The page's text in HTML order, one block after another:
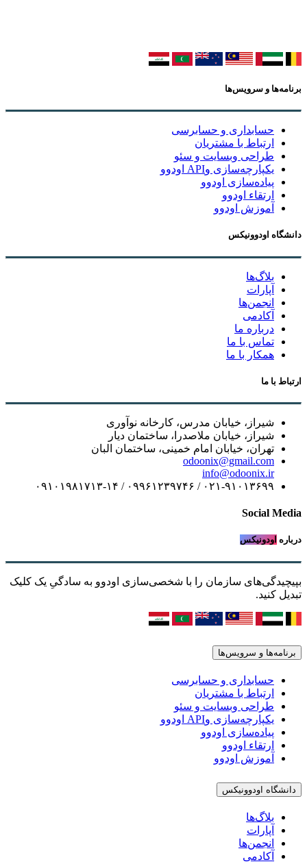
برنامه‌ها و سرویس‌ها
حسابداری و حسابرسی
ارتباط با مشتریان
طراحی وبسایت و سئو
یکپارچه‌سازی وAPI اودوو
پیاده‌سازی اودوو
ارتقاء اودوو
آموزش اودوو
دانشگاه اودوونیکس
بلاگ‌ها
آپارات
انجمن‌ها
آکادمی
درباره ما
تماس با ما
همکار با ما
ارتباط با ما
شیراز، خیابان مدرس، کارخانه نوآوری
شیراز، خیابان ملاصدرا، ساختمان دیار
تهران، خیابان امام خمینی، ساختمان البان
odoonix@gmail.com
info@odoonix.ir
۰۲۱-۹۱۰۱۳۶۹۹ / ۰۹۹۶۱۲۳۹۷۴۶ / ۰۹۱۰۱۹۸۱۷۱۳-۱۴
Social Media
درباره اودونیکس
بپیچیدگی‌های سازمان را با شخصی‌سازی اودوو به سادگیِ یک کلیک
تبدیل کنید.
برنامه‌ها و سرویس‌ها
حسابداری و حسابرسی
ارتباط با مشتریان
طراحی وبسایت و سئو
یکپارچه‌سازی وAPI اودوو
پیاده‌سازی اودوو
ارتقاء اودوو
آموزش اودوو
دانشگاه اودوونیکس
بلاگ‌ها
آپارات
انجمن‌ها
آکادمی